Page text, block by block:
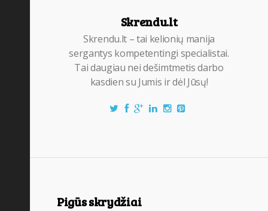
Skrendu.lt
Skrendu.lt – tai kelionių manija
sergantys kompetentingi specialistai.
Tai daugiau nei dešimtmetis darbo
kasdien su Jumis ir dėl Jūsų!
Pigūs skrydžiai